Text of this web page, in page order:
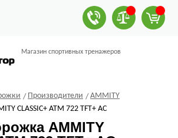
Магазин спортивных тренажеров
Производители
AMMITY
CLASSIC+ ATM 722 TFT+ AC
AMMITY